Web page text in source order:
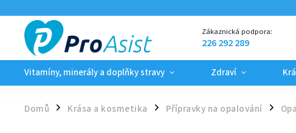
Zákaznická podpora:
226 292 289
Vitamíny, minerály a doplňky stravy Zdraví
Domů / Krása a kosmetika / Přípravky na opalování /